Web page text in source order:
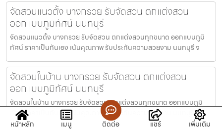
จัดสวนแนวตั้ง บางกรวย รับจัดสวน ตกแต่งสวน
ออกแบบภูมิทัศน์ นนทบุรี
จัดสวนแนวตั้ง บางกรวย รับจัดสวน ตกแต่งสวนทุกขนาด ออกแบบภูมิ
ทัศน์ ราคาเป็นกันเอง เน้นคุณภาพ รับประกันความสวยงาม นนทบุรี จ
จัดสวนในบ้าน บางกรวย รับจัดสวน ตกแต่งสวน
ออกแบบภูมิทัศน์ นนทบุรี
จัดสวนในบ้าน บางกรวย รับจัดสวน ตกแต่งสวนทุกขนาด ออกแบบภูมิ
ทัศน์ ราคาเป็นกันเอง เน้นคุณภาพ รับประกันความสวยงาม นนทบุรี จั
หน้าหลัก
เมนู ติดต่อ แชร์ เพิ่มเติม